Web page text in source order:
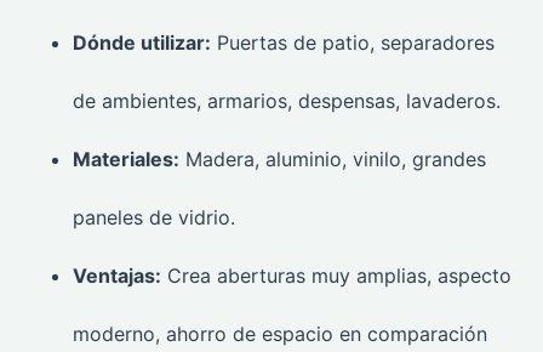
Dónde utilizar: Puertas de patio, separadores
de ambientes, armarios, despensas, lavaderos.
Materiales: Madera, aluminio, vinilo, grandes
paneles de vidrio.
Ventajas: Crea aberturas muy amplias, aspecto
moderno, ahorro de espacio en comparación